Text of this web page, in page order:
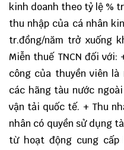
kinh doanh theo tỷ lệ %
thu nhập của cá nhân
tr.đồng/năm trở xuống
Miễn thuế TNCN đối
công của thuyền viên
các hãng tàu nước
vận tải quốc tế. + Thu
nhân có quyền sử dụng
từ hoạt động cung